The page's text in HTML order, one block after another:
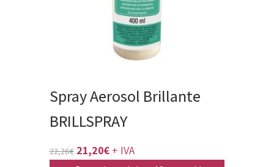
Spray Aerosol Brillante
BRILLSPRAY
22,26€ El
21,20€El+ IVA